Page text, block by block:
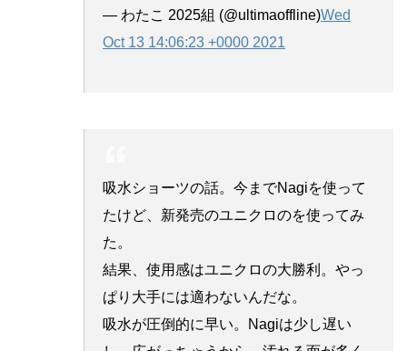
— わたこ 2025組 (@ultimaoffline)Wed
Oct 13 14:06:23 +0000 2021
吸水ショーツの話。今までNagiを使って
たけど、新発売のユニクロのを使ってみ
た。
結果、使用感はユニクロの大勝利。やっ
ぱり大手には適わないんだな。
吸水が圧倒的に早い。Nagiは少し遅い